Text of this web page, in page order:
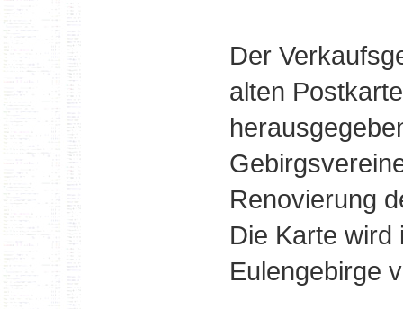
Der
alten
Renovierung
Die Karte wird
Eulengebirge